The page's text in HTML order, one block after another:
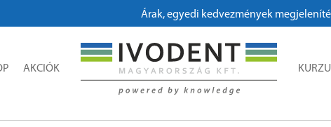
Árak, egyedi kedvezmények
AKCIÓK